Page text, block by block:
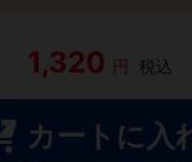
1,320 円 税込
カートに入